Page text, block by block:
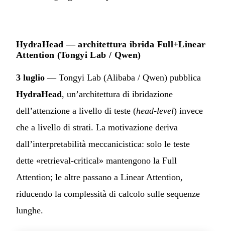
HydraHead — architettura ibrida Full+Linear
Attention (Tongyi Lab / Qwen)
3 luglio — Tongyi Lab (Alibaba / Qwen) pubblica
HydraHead, un’architettura di ibridazione
dell’attenzione a livello di teste (head-level) invece
che a livello di strati. La motivazione deriva
dall’interpretabilità meccanicistica: solo le teste
dette «retrieval-critical» mantengono la Full
Attention; le altre passano a Linear Attention,
riducendo la complessità di calcolo sulle sequenze
lunghe.